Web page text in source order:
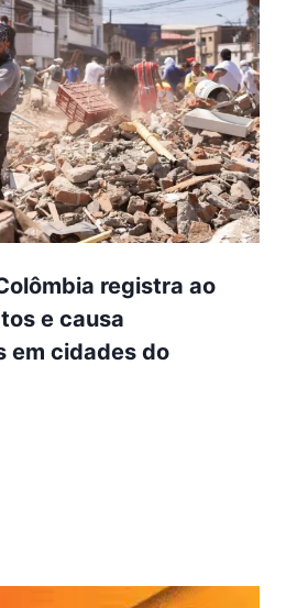
registra ao
e causa
em cidades do